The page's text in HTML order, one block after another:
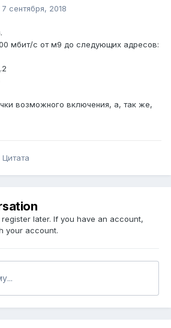
7 сентября, 2018
мбит/с от м9 до следующих адресов:
возможного включения, а, так же,
Цитата
later. If you have an account,
your account.